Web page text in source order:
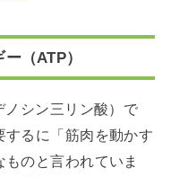
（ATP）
ノシン三リン酸）で
るに「筋肉を動かす
のと言われていま